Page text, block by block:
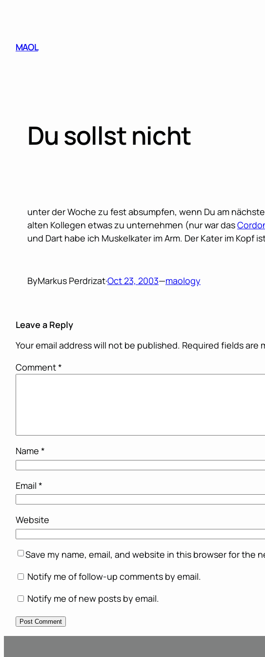
MAOL
Du sollst nicht
unter der Woche zu fest absumpfen, wenn Du am
alten Kollegen etwas zu unternehmen (nur war das
und Dart habe ich Muskelkater im Arm. Der Kater im Kopf
ByMarkus Perdrizat·Oct 23, 2003—maology
Leave a Reply
Your email address will not be published. Required fields are
Comment*
Name *
Email *
Website
Save my name, email, and website in this browser for the
Notify me of follow-up comments by email.
Notify me of new posts by email.